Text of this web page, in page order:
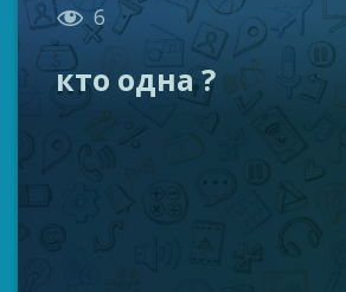
 6
кто одна ?